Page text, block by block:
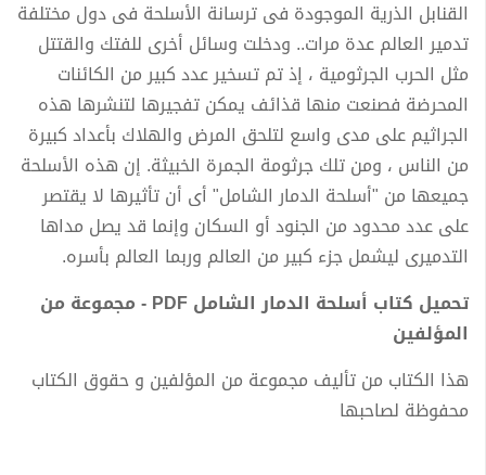
القنابل الذرية الموجودة فى ترسانة الأسلحة فى دول مختلفة
تدمير العالم عدة مرات.. ودخلت وسائل أخرى للفتك والقتتل
مثل الحرب الجرثومية ، إذ تم تسخير عدد كبير من الكائنات
المحرضة فصنعت منها قذائف يمكن تفجيرها لتنشرها هذه
الجراثيم على مدى واسع لتلحق المرض والهلاك بأعداد كبيرة
من الناس ، ومن تلك جرثومة الجمرة الخبيثة. إن هذه الأسلحة
جميعها من "أسلحة الدمار الشامل" أى أن تأثيرها لا يقتصر
على عدد محدود من الجنود أو السكان وإنما قد يصل مداها
التدميرى ليشمل جزء كبير من العالم وربما العالم بأسره.
تحميل كتاب أسلحة الدمار الشامل PDF - مجموعة من
المؤلفين
هذا الكتاب من تأليف مجموعة من المؤلفين و حقوق الكتاب
محفوظة لصاحبها